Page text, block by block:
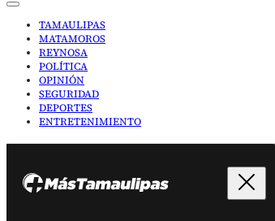
TAMAULIPAS
MATAMOROS
REYNOSA
POLÍTICA
OPINIÓN
SEGURIDAD
DEPORTES
ENTRETENIMIENTO